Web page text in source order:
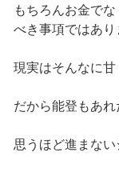
もちろんお金で
べき事項ではあり
現実はそんなに甘
だから能登もあ
思うほど進まな